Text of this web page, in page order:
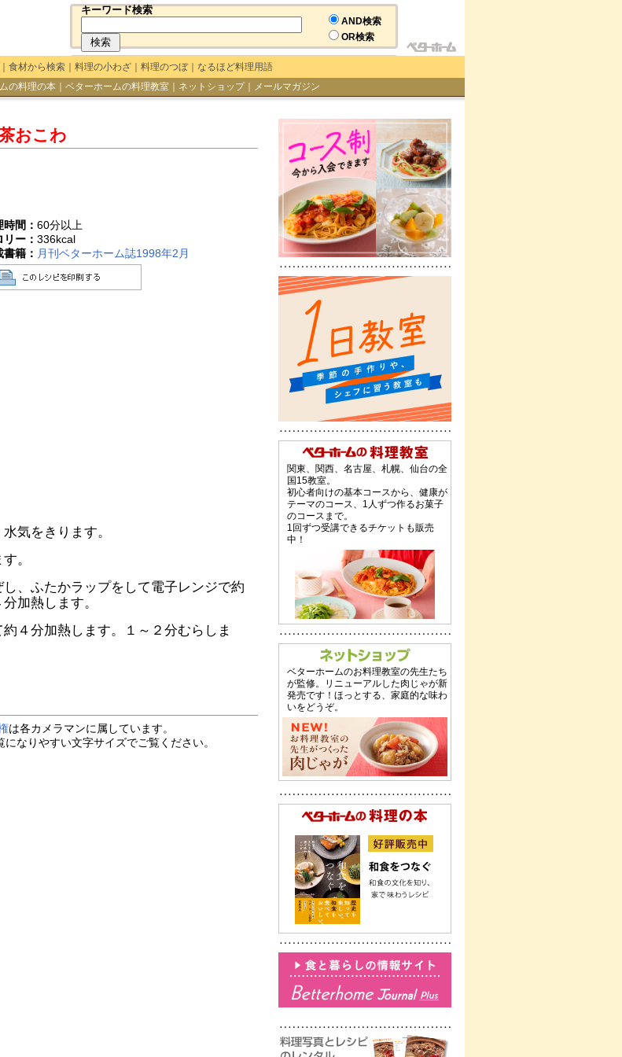
キーワード検索
AND検索
OR検索
｜ 食材から検索 料理の小わざ 料理のつぼ｜ なるほど料理用語
の料理の本 ベターホームの料理教室 ネットショップ｜ メールマガジン
おこわ
時間： 60分以上
リー： 336kcal
書籍： 月刊ベターホーム誌1998年2月
気をきります。
。
、ふたかラップをして電子レンジで約
加熱します。
４分加熱します。１～２分むらしま
は各カメラマンに属しています。
なりやすい文字サイズでご覧ください。
関東、関西、名古屋、札幌、仙台の全
国15教室。
初心者向けの基本コースから、健康が
テーマのコース、1人ずつ作るお菓子
のコースまで。
1回ずつ受講できるチケットも販売
中！
ベターホームのお料理教室の先生たち
が監修。リニューアルした肉じゃが新
発売です！ほっとする、家庭的な味わ
いをどうぞ。